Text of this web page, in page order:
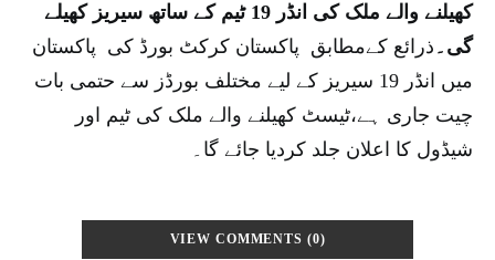
کھیلنے والے ملک کی انڈر 19 ٹیم کے ساتھ سیریز کھیلے
گی۔ ذرائع کےمطابق پاکستان کرکٹ بورڈ کی پاکستان
میں انڈر 19 سیریز کے لیے مختلف بورڈز سے حتمی بات
چیت جاری ہے،ٹیسٹ کھیلنے والے ملک کی ٹیم اور
شیڈول کا اعلان جلد کردیا جائے گا۔
VIEW COMMENTS (0)